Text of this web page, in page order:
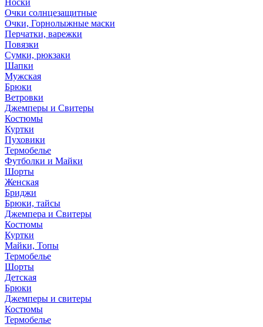
Носки
Очки солнцезащитные
Очки, Горнолыжные маски
Перчатки, варежки
Повязки
Сумки, рюкзаки
Шапки
Мужская
Брюки
Ветровки
Джемперы и Свитеры
Костюмы
Куртки
Пуховики
Термобелье
Футболки и Майки
Шорты
Женская
Бриджи
Брюки, тайсы
Джемпера и Свитеры
Костюмы
Куртки
Майки, Топы
Термобелье
Шорты
Детская
Брюки
Джемперы и свитеры
Костюмы
Термобелье